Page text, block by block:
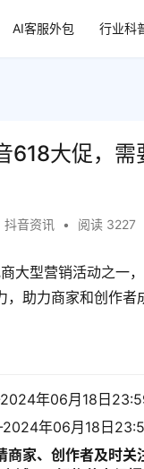
AI客服外包 行业科
大促，需
抖音资讯 • 阅读 3227
大型营销活动之一
助力商家和创作者
年06月18日
年06月18日
家、创作者及时